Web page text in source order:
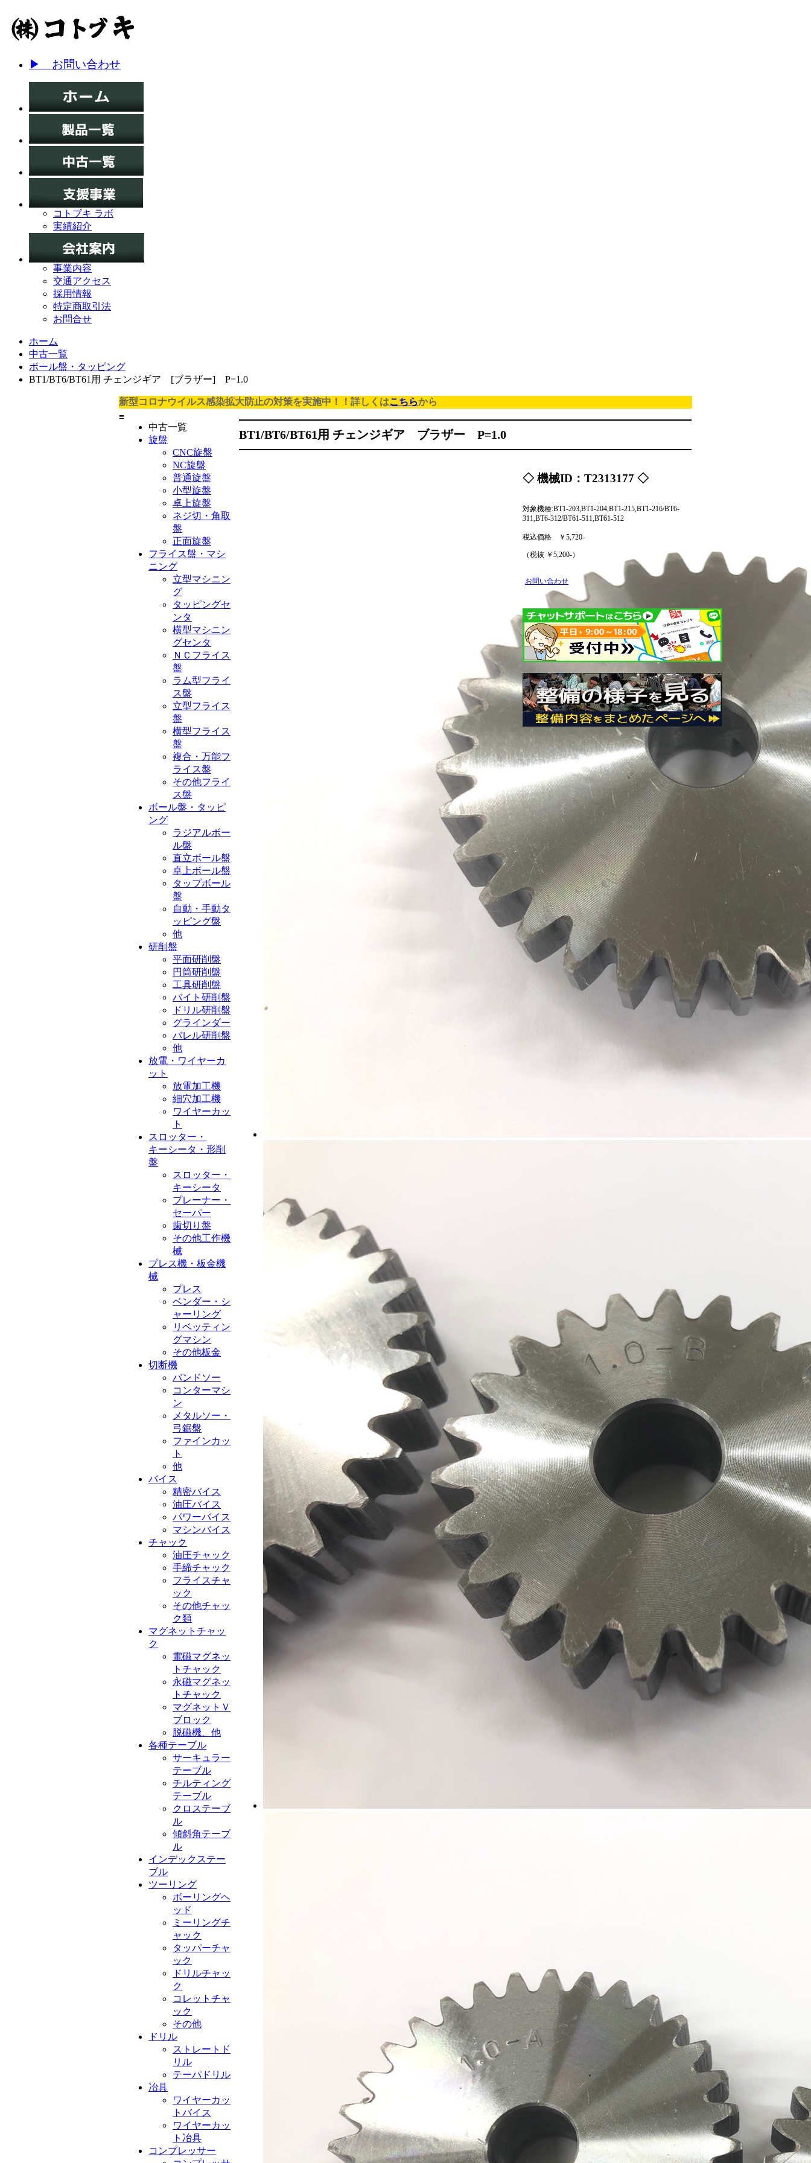
▶ お問い合わせ
コトブキ ラボ
実績紹介
事業内容
交通アクセス
採用情報
特定商取引法
お問合せ
ホーム
中古一覧
ボール盤・タッピング
BT1/BT6/BT61用 チェンジギア [ブラザー] P=1.0
新型コロナウイルス感染拡大防止の対策を実施中！！詳しくはこちらから
≡
中古一覧
旋盤
CNC旋盤
NC旋盤
普通旋盤
小型旋盤
卓上旋盤
ネジ切・角取
盤
正面旋盤
フライス盤・マシ
ニング
立型マシニン
グ
タッピングセ
ンタ
横型マシニン
グセンタ
ＮＣフライス
盤
ラム型フライ
ス盤
立型フライス
盤
横型フライス
盤
複合・万能フ
ライス盤
その他フライ
ス盤
ボール盤・タッピ
ング
ラジアルボー
ル盤
直立ボール盤
卓上ボール盤
タップボール
盤
自動・手動タ
ッピング盤
他
研削盤
平面研削盤
円筒研削盤
工具研削盤
バイト研削盤
ドリル研削盤
グラインダー
バレル研削盤
他
放電・ワイヤーカ
ット
放電加工機
細穴加工機
ワイヤーカッ
ト
スロッター・
キーシータ・形削
盤
スロッター・
キーシータ
プレーナー・
セーパー
歯切り盤
その他工作機
械
プレス機・板金機
械
プレス
ベンダー・シ
ャーリング
リベッティン
グマシン
その他板金
切断機
バンドソー
コンターマシ
ン
メタルソー・
弓鋸盤
ファインカッ
ト
他
バイス
精密バイス
油圧バイス
パワーバイス
マシンバイス
チャック
油圧チャック
手締チャック
フライスチャ
ック
その他チャッ
ク類
マグネットチャッ
ク
電磁マグネッ
トチャック
永磁マグネッ
トチャック
マグネットＶ
ブロック
脱磁機、他
各種テーブル
サーキュラー
テーブル
チルティング
テーブル
クロステーブ
ル
傾斜角テーブ
ル
インデックステー
ブル
ツーリング
ボーリングヘ
ッド
ミーリングチ
ャック
タッパーチャ
ック
ドリルチャッ
ク
コレットチャ
ック
その他
ドリル
ストレートド
リル
テーパドリル
冶具
ワイヤーカッ
トバイス
ワイヤーカッ
ト冶具
コンプレッサー
BT1/BT6/BT61用 チェンジギア ブラザー P=1.0
◇ 機械ID：T2313177 ◇
対象機種:BT1-203,BT1-204,BT1-215,BT1-216/BT6-
311,BT6-312/BT61-511,BT61-512
税込価格 ￥5,720-
（税抜 ￥5,200-）
お問い合わせ